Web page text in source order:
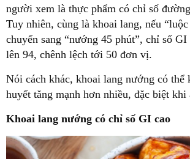
người xem là thực phẩm có chỉ số
Tuy nhiên, cùng là khoai lang, nếu
chuyển sang “nướng 45 phút”, chỉ số
lên 94, chênh lệch tới 50 đơn vị.
Nói cách khác, khoai lang nướng có thể
huyết tăng mạnh hơn nhiều, đặc biệt
Khoai lang nướng có chỉ số GI cao